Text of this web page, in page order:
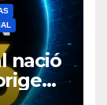
nació